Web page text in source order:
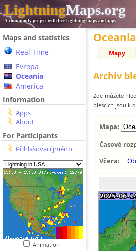
LightningMaps.org
A community project with free lightning maps and apps
Maps and statistics
Real Time
Evropa
Oceania
America
Information
Apps
About
For Participants
Přihlašovací jméno
Animation
Oceania
Mapy
Archiv
Zde můžete
blescích jsou k
Mapa:
Časové
Včera: